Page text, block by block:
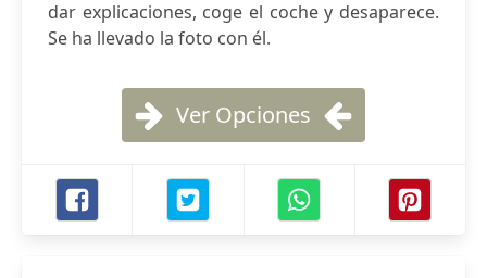
dar explicaciones, coge el coche y desaparece.
Se ha llevado la foto con él.
Ver Opciones